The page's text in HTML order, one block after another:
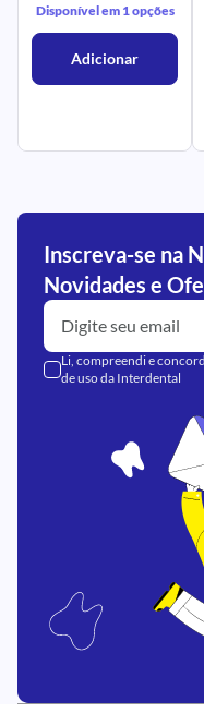
Disponível em 1 opções
Adicionar
Inscreva-se na
Novidades e
Li, compreendi e
de usoda Interdental